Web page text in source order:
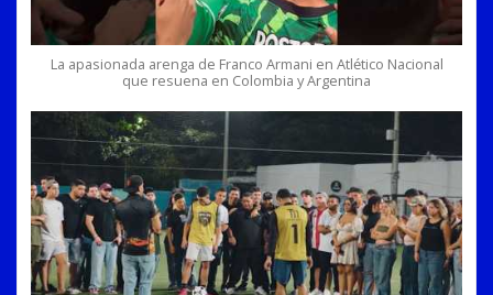
La apasionada arenga de Franco Armani en Atlético Nacional
que resuena en Colombia y Argentina